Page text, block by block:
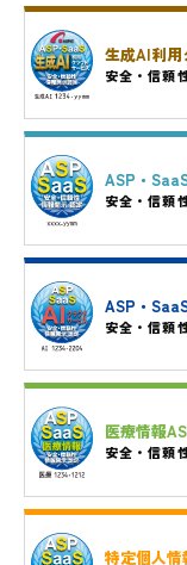
生成AI利用
安全・信頼
ASP・
安全・信頼
ASP・
安全・信頼
医療情報
安全・信頼
特定個人